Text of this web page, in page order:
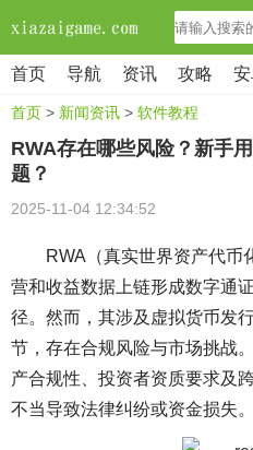
首页 导航 资讯 攻略
首页 > 新闻资讯 > 软件教程
RWA存在哪些风险？新手
题？
2025-11-04 12:34:52
RWA（真实世界资产代币
营和收益数据上链形成数字通
径。然而，其涉及虚拟货币发
节，存在合规风险与市场挑战
产合规性、投资者资质要求及
不当导致法律纠纷或资金损失。